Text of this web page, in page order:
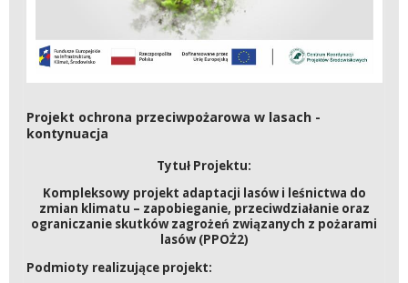
Projekt ochrona przeciwpożarowa w lasach -
kontynuacja
Tytuł Projektu:
Kompleksowy projekt adaptacji lasów i leśnictwa do
zmian klimatu – zapobieganie, przeciwdziałanie oraz
ograniczanie skutków zagrożeń związanych z pożarami
lasów (PPOŻ2)
Podmioty realizujące projekt: